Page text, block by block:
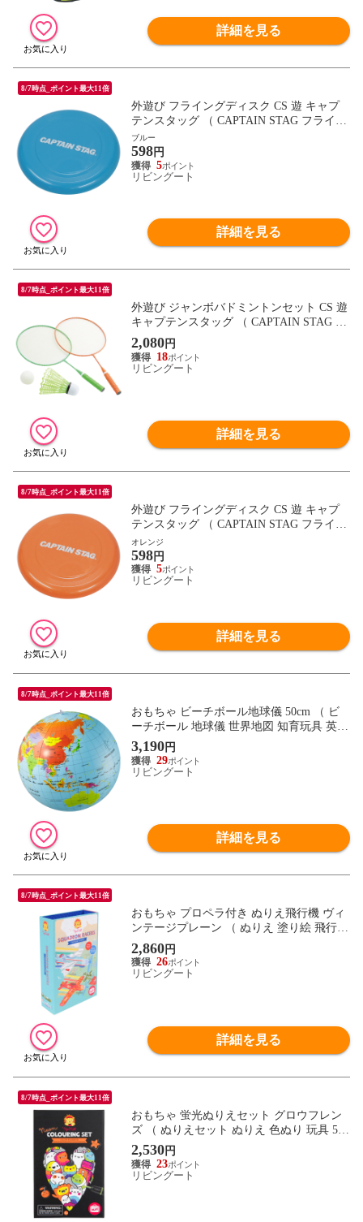
詳細を見る
8/7時点_ポイント最大11倍
外遊び フライングディスク CS 遊 キャプ
テンスタッグ （ CAPTAIN STAG フライン
グトイ おもちゃ 子供 キッズ アウトドア
レジャー 屋外 屋内 遊び 子ども 屋内遊び
公園 ） 【ブルー】
ブルー
598円
5
リビングート
詳細を見る
8/7時点_ポイント最大11倍
外遊び ジャンボバドミントンセット CS 遊
キャプテンスタッグ （ CAPTAIN STAG ジ
ャンボ バドミントン セット 子供 屋外 屋
内 遊び 子ども キッズ 屋内遊び ラケット
シャトル ボール ）
2,080円
18
リビングート
詳細を見る
8/7時点_ポイント最大11倍
外遊び フライングディスク CS 遊 キャプ
テンスタッグ （ CAPTAIN STAG フライン
グトイ おもちゃ 子供 キッズ アウトドア
レジャー 屋外 屋内 遊び 子ども 屋内遊び
公園 ） 【オレンジ】
オレンジ
598円
5
リビングート
詳細を見る
8/7時点_ポイント最大11倍
おもちゃ ビーチボール地球儀 50cm （ ビ
ーチボール 地球儀 世界地図 知育玩具 英語
子ども キッズ 3歳 小学生 男の子 女の子 教
育玩具 水遊び プール アウトドア 海水浴グ
ッズ コンパクト ）
3,190円
29
リビングート
詳細を見る
8/7時点_ポイント最大11倍
おもちゃ プロペラ付き ぬりえ飛行機 ヴィ
ンテージプレーン （ ぬりえ 塗り絵 飛行機
ひこうき 玩具 5歳 子ども キッズ 幼児 男の
子 女の子 色塗り お絵描き 組み立て ゲー
ム おうち時間 ケース付き 持ち運び プレゼ
2,860円
26
リビングート
詳細を見る
8/7時点_ポイント最大11倍
おもちゃ 蛍光ぬりえセット グロウフレン
ズ （ ぬりえセット ぬりえ 色ぬり 玩具 5歳
子ども キッズ 幼児 男の子 女の子 塗り絵
色塗り お絵描き シール 知育 ケース付き
持ち運び プレゼント ）
2,530円
23
リビングート